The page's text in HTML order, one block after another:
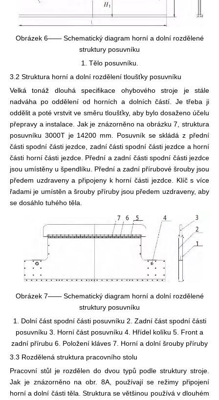
Obrázek 6—— Schematický diagram horní a dolní rozdělené
struktury posuvníku
1. Tělo posuvníku.
3.2 Struktura horní a dolní rozdělení tloušťky posuvníku
Velká tonáž dlouhá specifikace ohybového stroje je stále
nadváha po oddělení od horních a dolních částí. Je třeba ji
oddělit a poté vrstvit ve směru tloušťky, aby bylo dosaženo účelu
přepravy a instalace. Jak je znázorněno na obrázku 7, struktura
posuvníku 3000T je 14200 mm. Posuvník se skládá z přední
části spodní části jezdce, zadní části spodní části jezdce a horní
části horní části jezdce. Přední a zadní části spodní části jezdce
jsou umístěny u špendlíku. Přední a zadní přírubové šrouby jsou
předem uzdraveny a připojeny k horní části jezdce. Klíč s více
řadami je umístěn a šrouby příruby jsou předem uzdraveny, aby
se dosáhlo tuhého těla.
Obrázek 7—— Schematický diagram horní a dolní rozdělené
struktury posuvníku
1. Dolní část spodní části posuvníku 2. Zadní část spodní části
posuvníku 3. Horní část posuvníku 4. Hřídel kolíku 5. Front a
zadní přírubu 6. Položení kláves 7. Horní a dolní šrouby příruby
3.3 Rozdělená struktura pracovního stolu
Pracovní stůl je rozdělen do dvou typů podle struktury stroje.
Jak je znázorněno na obr. 8A, používají se režimy připojení
horní a dolní části těla. Struktura se většinou používá v dlouhém